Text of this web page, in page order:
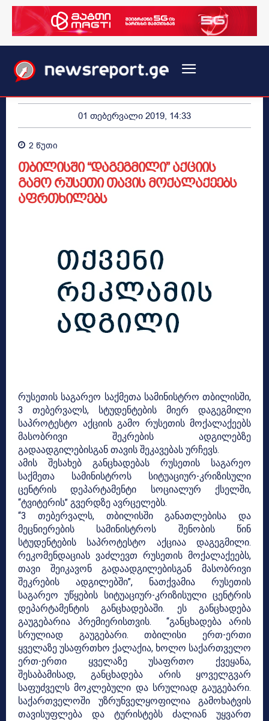
01 თებერვალი 2019, 14:33
2 წუთი
თბილისში “დაგეგმილი” აქციის
გამო რუსეთი თავის მოქალაქეებს
აფრთხილებს
რუსეთის საგარეო საქმეთა სამინისტრო თბილისში,
3 თებერვალს, სტუდენტების მიერ დაგეგმილი
საპროტესტო აქციის გამო რუსეთის მოქალაქეებს
მასობრივი შეკრების ადგილებზე
გადაადგილებისგან თავის შეკავებას ურჩევს.
ამის შესახებ განცხადებას რუსეთის საგარეო
საქმეთა სამინისტროს სიტუაციურ-კრიზისული
ცენტრის დეპარტამენტი სოციალურ ქსელში,
“ტვიტერის” გვერდზე ავრცელებს.
“3 თებერვალს, თბილისში განათლებისა და
მეცნიერების სამინისტროს შენობის წინ
სტუდენტების საპროტესტო აქციაა დაგეგმილი.
რეკომენდაციას ვაძლევთ რუსეთის მოქალაქეებს,
თავი შეიკავონ გადაადგილებისგან მასობრივი
შეკრების ადგილებში”, ნათქვამია რუსეთის
საგარეო უწყების სიტუაციურ-კრიზისული ცენტრის
დეპარტამენტის განცხადებაში. ეს განცხადება
გაუგებარია პრემიერისთვის. “განცხადება არის
სრულიად გაუგებარი. თბილისი ერთ-ერთი
ყველაზე უსაფრთხო ქალაქია, ხოლო საქართველო
ერთ-ერთი ყველაზე უსაფრთო ქვეყანა,
შესაბამისად, განცხადება არის ყოველგვარ
საფუძველს მოკლებული და სრულიად გაუგებარი.
საქართველოში უზრუნველყოფილია გამოხატვის
თავისუფლება და ტურისტებს ძალიან უყვართ